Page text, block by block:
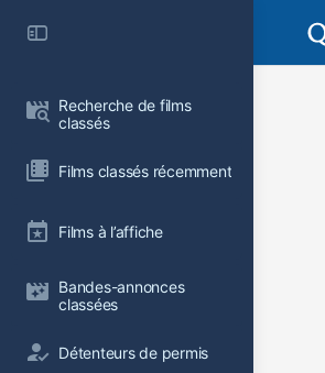
Recherche de films
classés
Films classés récemment
Films à l’affiche
Bandes-annonces
classées
Détenteurs de permis